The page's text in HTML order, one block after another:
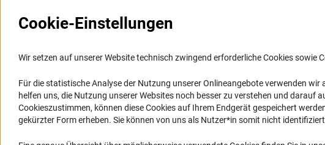
Informationssysteme
Portal Wissenschaftliche Integrität
GEPRIS
GEPRIS historisch
FAQ
Karriere
Logo und Corporate Design
mit
Erklärung
Barriere
Cookie-Einstellungen
Wir setzen auf unserer Website technisch zwingend erforderliche Cookies
Für die statistische Analyse der Nutzung unserer Onlineangebote verwenden wir
helfen uns, die Nutzung unserer Websites noch besser zu verstehen und
Cookieszustimmen, können diese Cookies auf Ihrem Endgerät gespeichert
gekürzter Form erheben. Sie können von uns als Nutzer*in somit nicht